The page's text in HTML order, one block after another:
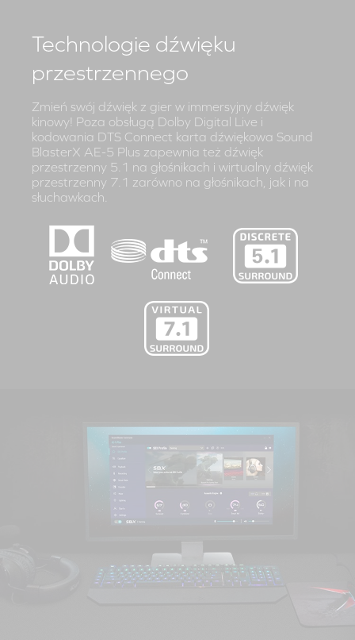
Technologie dźwięku
przestrzennego
Zmień swój dźwięk z gier w immersyjny dźwięk
kinowy! Poza obsługą Dolby Digital Live i
kodowania DTS Connect karta dźwiękowa Sound
BlasterX AE-5 Plus zapewnia też dźwięk
przestrzenny 5.1 na głośnikach i wirtualny dźwięk
przestrzenny 7.1 zarówno na głośnikach, jak i na
słuchawkach.